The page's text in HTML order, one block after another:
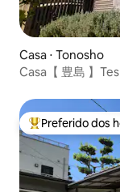
Casa ⋅ Tonosho
Casa【 豊島 】
Entre os
Preferido dos